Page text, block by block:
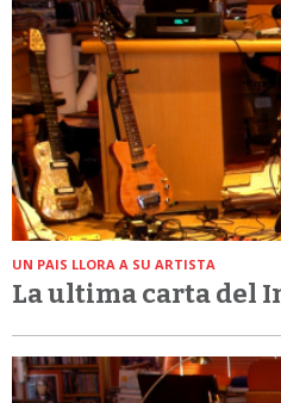
UN PAIS LLORA A SU ARTISTA
La ultima carta del